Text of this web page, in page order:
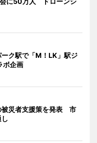
ク駅で「M！LK」駅ジ
ボ企画
被災者支援策を発表 市